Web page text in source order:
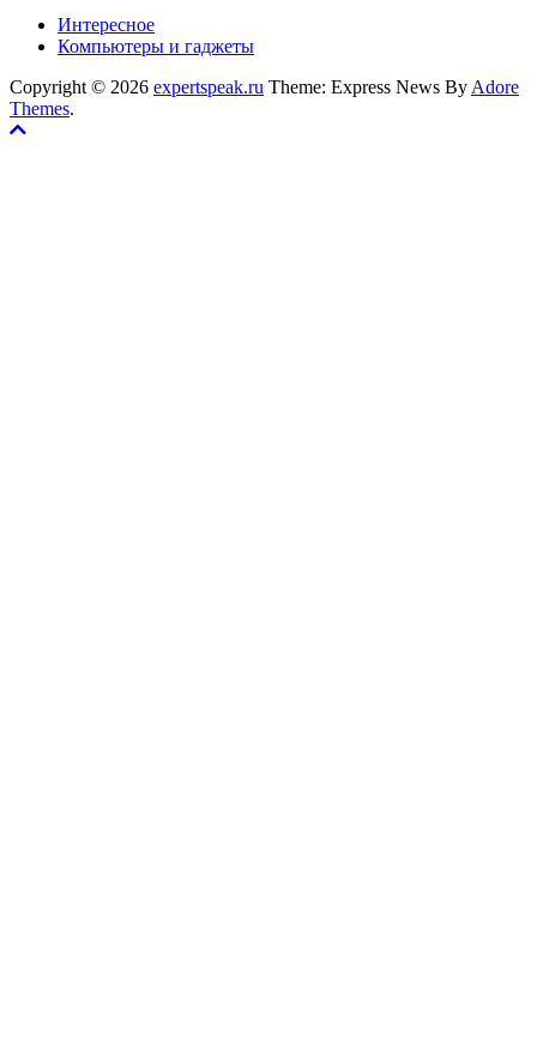
Интересное
Компьютеры и гаджеты
Copyright © 2026 expertspeak.ru Theme: Express News By Adore
Themes.